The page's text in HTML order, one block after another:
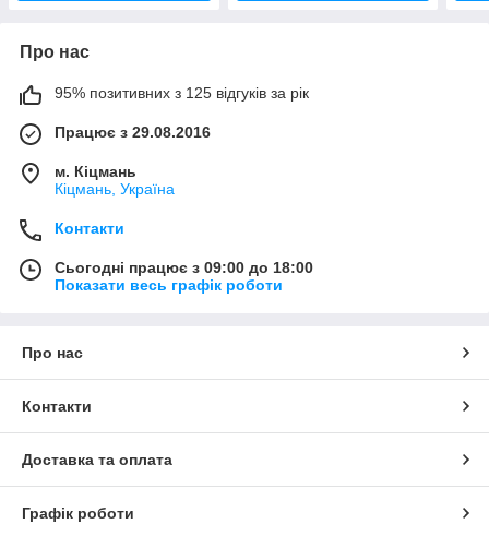
Про нас
95% позитивних з 125 відгуків за рік
Працює з 29.08.2016
м. Кіцмань
Кіцмань, Україна
Контакти
Сьогодні працює з 09:00 до 18:00
Показати весь графік роботи
Про нас
Контакти
Доставка та оплата
Графік роботи